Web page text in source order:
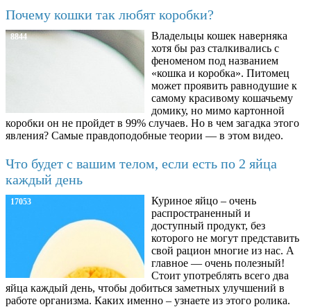
Почему кошки так любят коробки?
8844
Владельцы кошек наверняка
хотя бы раз сталкивались с
феноменом под названием
«кошка и коробка». Питомец
может проявить равнодушие к
самому красивому кошачьему
домику, но мимо картонной
коробки он не пройдет в 99% случаев. Но в чем загадка этого
явления? Самые правдоподобные теории — в этом видео.
Что будет с вашим телом, если есть по 2 яйца
каждый день
17053
Куриное яйцо – очень
распространенный и
доступный продукт, без
которого не могут представить
свой рацион многие из нас. А
главное — очень полезный!
Стоит употреблять всего два
яйца каждый день, чтобы добиться заметных улучшений в
работе организма. Каких именно – узнаете из этого ролика.